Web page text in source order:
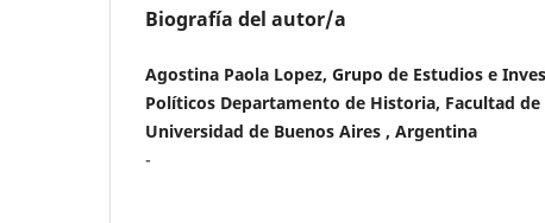
Biografía del autor/a
Agostina Paola Lopez, Grupo de Estudios e
Políticos Departamento de Historia, Facultad de
Universidad de Buenos Aires , Argentina
-